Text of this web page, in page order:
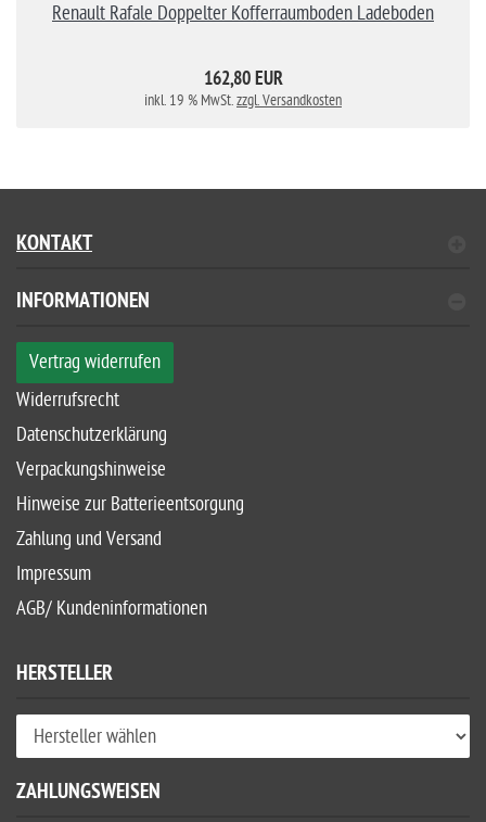
Renault Rafale Doppelter Kofferraumboden Ladeboden
162,80 EUR
inkl. 19 % MwSt.zzgl. Versandkosten
KONTAKT
INFORMATIONEN
Vertrag widerrufen
Widerrufsrecht
Datenschutzerklärung
Verpackungshinweise
Hinweise zur Batterieentsorgung
Zahlung und Versand
Impressum
AGB/ Kundeninformationen
HERSTELLER
ZAHLUNGSWEISEN